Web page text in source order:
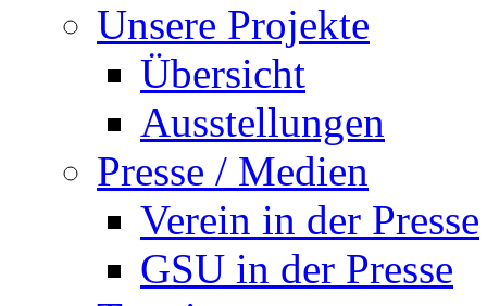
Unsere Projekte
Übersicht
Ausstellungen
Presse / Medien
Verein in der Presse
GSU in der Presse